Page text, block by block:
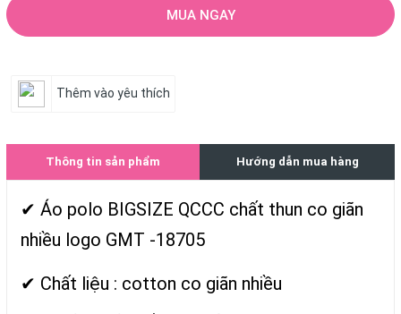
MUA NGAY
Thêm vào yêu thích
Thông tin sản phẩm Hướng dẫn mua hàng
✔ Áo polo BIGSIZE QCCC chất thun co giãn
nhiều logo GMT -18705
✔ Chất liệu : cotton co giãn nhiều